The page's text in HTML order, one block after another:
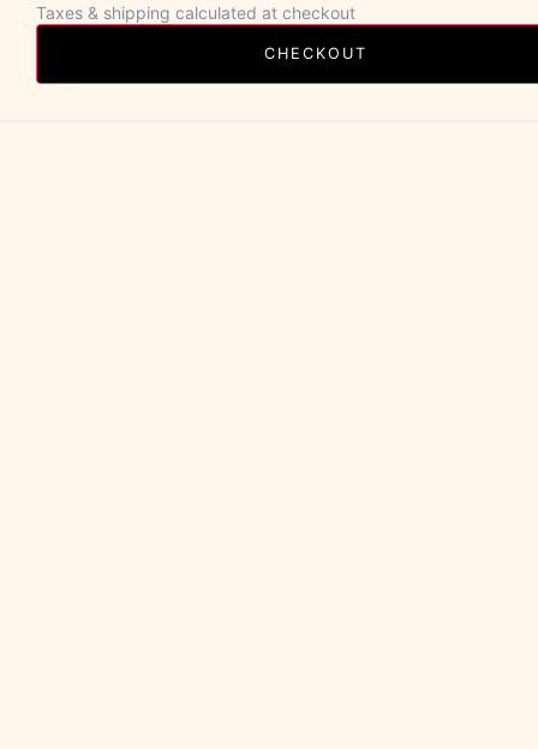
Taxes & shipping calculated at checkout
CHECKOUT